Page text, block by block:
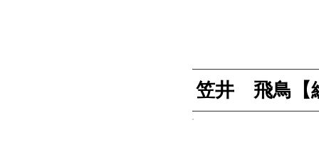
笠井 飛鳥【